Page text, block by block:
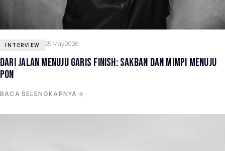
INTERVIEW 25 May 2026
DARI JALAN MENUJU GARIS FINISH: SAKBAN DAN MIMPI MENUJU
PON
BACA SELENGKAPNYA